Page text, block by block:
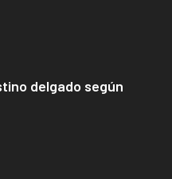
delgado según